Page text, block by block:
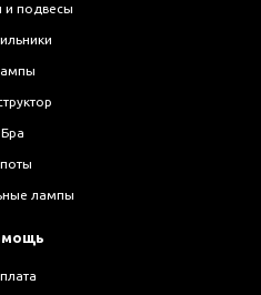
и подвесы
Бра
лампы